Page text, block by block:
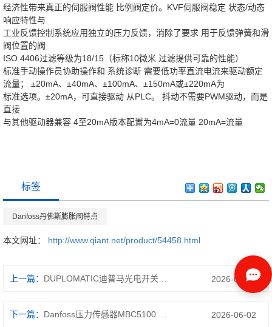
经济性带来真正的伺服阀性能 比例阀定价。KVF伺服阀稳定 状态/动态
响应特性与
工业反馈控制系统应用独立的压力反馈，消除了要求 用于反馈弹簧和滑
阀位置的阀
ISO 4406过滤等级为18/15（标称10微米 过滤提供可靠的性能）
标准手动操作员协助操作和 系统诊断 需要低功率直流电流来驱动额定
流量； ±20mA、±40mA、±100mA、±150mA或±220mA为
标准选项。±20mA，可直接驱动 从PLC。 抖动不需要PWM驱动，而是
直接
与其他驱动器兼容 4至20mA版本配置为4mA=0流量 20mA=流量
标签
Danfoss丹佛斯膨胀阀特点
本文网址： http://www.qiant.net/product/54458.html
上一篇： 2026-06-02
下一篇： 2026-06-02